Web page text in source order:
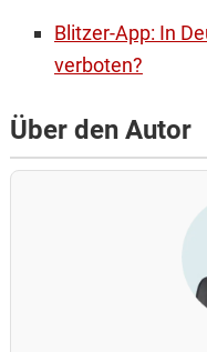
Blitzer-App: In
verboten?
Über den Autor